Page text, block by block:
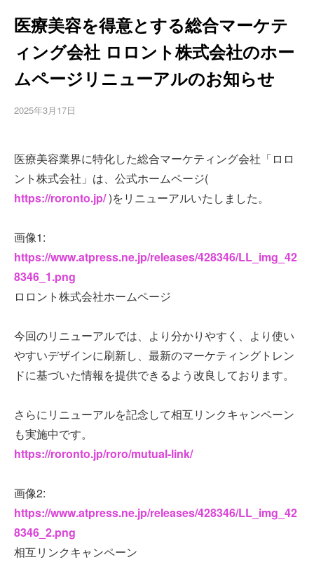
医療美容を得意とする総合マーケテ
ィング会社 ロロント株式会社のホー
ムページリニューアルのお知らせ
2025年3月17日
医療美容業界に特化した総合マーケティング会社「ロロ
ント株式会社」は、公式ホームページ(
https://roronto.jp/)をリニューアルいたしました。
画像1:
https://www.atpress.ne.jp/releases/428346/LL_img_42
8346_1.png
ロロント株式会社ホームページ
今回のリニューアルでは、より分かりやすく、より使い
やすいデザインに刷新し、最新のマーケティングトレン
ドに基づいた情報を提供できるよう改良しております。
さらにリニューアルを記念して相互リンクキャンペーン
も実施中です。
https://roronto.jp/roro/mutual-link/
画像2:
https://www.atpress.ne.jp/releases/428346/LL_img_42
8346_2.png
相互リンクキャンペーン